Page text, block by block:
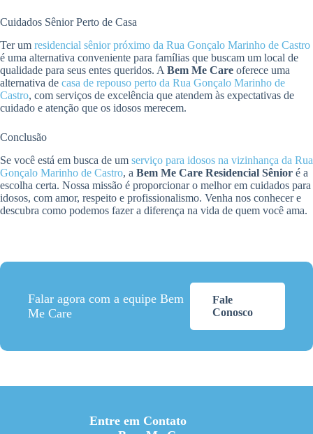
Cuidados Sênior Perto de Casa
Ter um residencial sênior próximo da Rua Gonçalo Marinho de Castro
é uma alternativa conveniente para famílias que buscam um local de
qualidade para seus entes queridos. A Bem Me Care oferece uma
alternativa de casa de repouso perto da Rua Gonçalo Marinho de
Castro, com serviços de excelência que atendem às expectativas de
cuidado e atenção que os idosos merecem.
Conclusão
Se você está em busca de um serviço para idosos na vizinhança da Rua
Gonçalo Marinho de Castro, a Bem Me Care Residencial Sênior é a
escolha certa. Nossa missão é proporcionar o melhor em cuidados para
idosos, com amor, respeito e profissionalismo. Venha nos conhecer e
descubra como podemos fazer a diferença na vida de quem você ama.
Falar agora com a equipe Bem
Me Care
Fale
Conosco
Entre em Contato